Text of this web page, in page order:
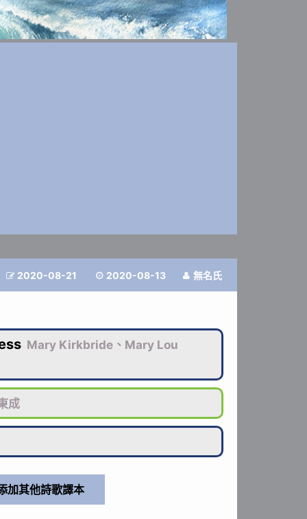
 2020-08-21  2020-08-13  無名氏
Mary Kirkbride、Mary Lou
成